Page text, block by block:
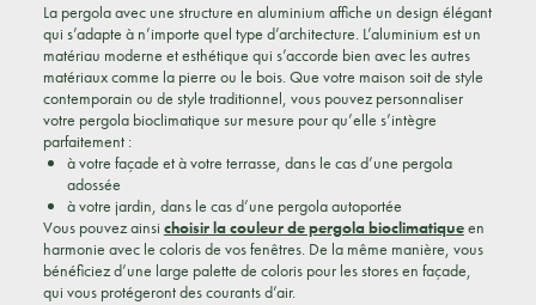
La pergola avec une structure en aluminium affiche un design élégant
qui s’adapte à n’importe quel type d’architecture. L’aluminium est un
matériau moderne et esthétique qui s’accorde bien avec les autres
matériaux comme la pierre ou le bois. Que votre maison soit de style
contemporain ou de style traditionnel, vous pouvez personnaliser
votre pergola bioclimatique sur mesure pour qu’elle s’intègre
parfaitement :
à votre façade et à votre terrasse, dans le cas d’une pergola
adossée
à votre jardin, dans le cas d’une pergola autoportée
Vous pouvez ainsi choisir la couleur de pergola bioclimatiqueen
harmonie avec le coloris de vos fenêtres. De la même manière, vous
bénéficiez d’une large palette de coloris pour les stores en façade,
qui vous protégeront des courants d’air.